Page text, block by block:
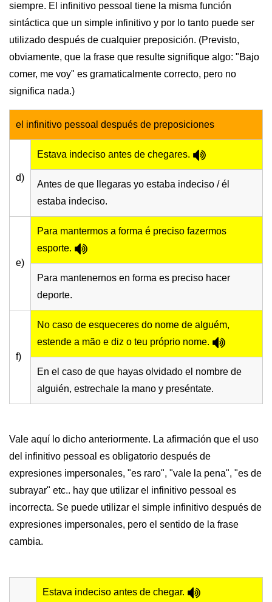
siempre. El infinitivo pessoal tiene la misma función
sintáctica que un simple infinitivo y por lo tanto puede ser
utilizado después de cualquier preposición. (Previsto,
obviamente, que la frase que resulte signifique algo: "Bajo
comer, me voy" es gramaticalmente correcto, pero no
significa nada.)
el infinitivo pessoal después de preposiciones
d)
Estava indeciso antes de chegares.
Antes de que llegaras yo estaba indeciso / él
estaba indeciso.
e)
Para mantermos a forma é preciso fazermos
esporte.
Para mantenernos en forma es preciso hacer
deporte.
f)
No caso de esqueceres do nome de alguém,
estende a mão e diz o teu próprio nome.
En el caso de que hayas olvidado el nombre de
alguién, estrechale la mano y preséntate.
Vale aquí lo dicho anteriormente. La afirmación que el uso
del infinitivo pessoal es obligatorio después de
expresiones impersonales, "es raro", "vale la pena", "es de
subrayar" etc.. hay que utilizar el infinitivo pessoal es
incorrecta. Se puede utilizar el simple infinitivo después de
expresiones impersonales, pero el sentido de la frase
cambia.
Estava indeciso antes de chegar.